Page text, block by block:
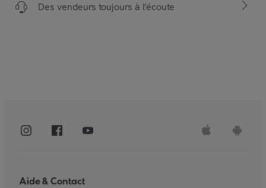
Des vendeurs toujours à l’écoute
Aide & Contact